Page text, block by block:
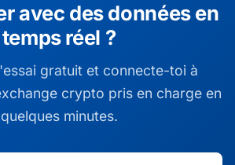
avec des données en
temps réel ?
gratuit et connecte-toi à
crypto pris en charge en
quelques minutes.